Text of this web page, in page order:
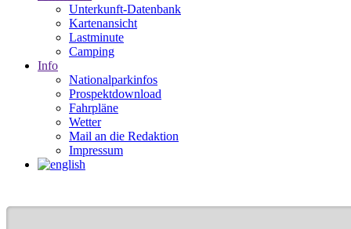
Unterkunft-Datenbank
Kartenansicht
Lastminute
Camping
Info
Nationalparkinfos
Prospektdownload
Fahrpläne
Wetter
Mail an die Redaktion
Impressum